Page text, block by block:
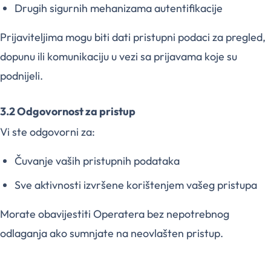
Drugih sigurnih mehanizama autentifikacije
Prijaviteljima mogu biti dati pristupni podaci za pregled,
dopunu ili komunikaciju u vezi sa prijavama koje su
podnijeli.
3.2 Odgovornost za pristup
Vi ste odgovorni za:
Čuvanje vaših pristupnih podataka
Sve aktivnosti izvršene korištenjem vašeg pristupa
Morate obavijestiti Operatera bez nepotrebnog
odlaganja ako sumnjate na neovlašten pristup.